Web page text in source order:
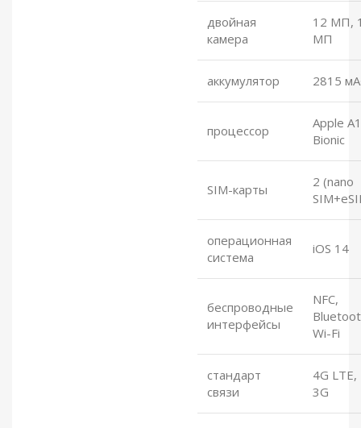
двойная
камера
12 МП,
МП
аккумулятор 2815
процессор
Apple
Bionic
SIM-карты
2 (nano
операционная
система
iOS 14
беспроводные
интерфейсы
NFC,
Wi-Fi
стандарт
связи
4G LTE,
3G